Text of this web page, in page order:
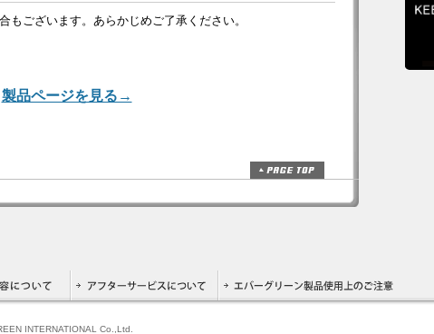
ございます。あらかじめご了承ください。
製品ページを見る→
INTERNATIONAL Co.,Ltd.